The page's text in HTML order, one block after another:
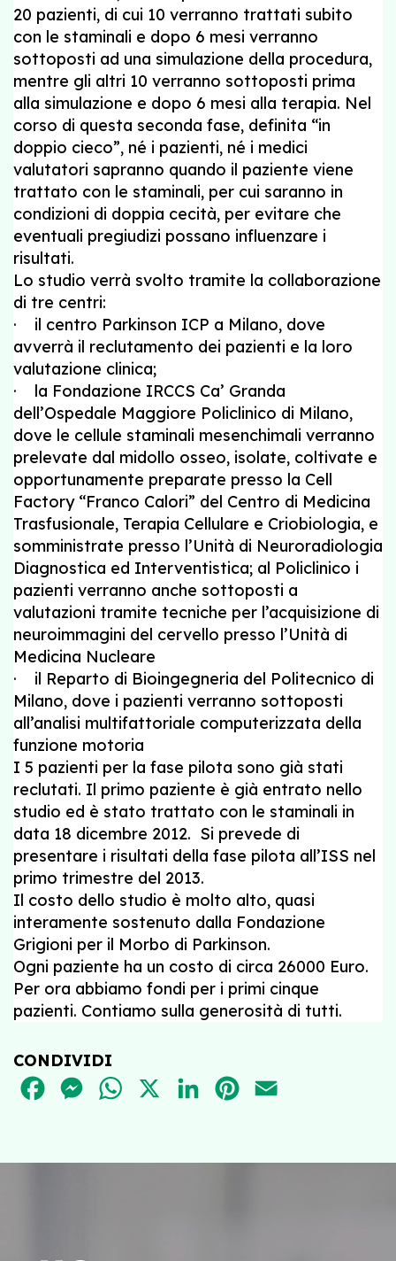
20 pazienti, di cui 10 verranno trattati subito
con le staminali e dopo 6 mesi verranno
sottoposti ad una simulazione della procedura,
mentre gli altri 10 verranno sottoposti prima
alla simulazione e dopo 6 mesi alla terapia. Nel
corso di questa seconda fase, definita “in
doppio cieco”, né i pazienti, né i medici
valutatori sapranno quando il paziente viene
trattato con le staminali, per cui saranno in
condizioni di doppia cecità, per evitare che
eventuali pregiudizi possano influenzare i
risultati.
Lo studio verrà svolto tramite la collaborazione
di tre centri:
· il centro Parkinson ICP a Milano, dove
avverrà il reclutamento dei pazienti e la loro
valutazione clinica;
· la Fondazione IRCCS Ca’ Granda
dell’Ospedale Maggiore Policlinico di Milano,
dove le cellule staminali mesenchimali verranno
prelevate dal midollo osseo, isolate, coltivate e
opportunamente preparate presso la Cell
Factory “Franco Calori” del Centro di Medicina
Trasfusionale, Terapia Cellulare e Criobiologia, e
somministrate presso l’Unità di Neuroradiologia
Diagnostica ed Interventistica; al Policlinico i
pazienti verranno anche sottoposti a
valutazioni tramite tecniche per l’acquisizione di
neuroimmagini del cervello presso l’Unità di
Medicina Nucleare
· il Reparto di Bioingegneria del Politecnico di
Milano, dove i pazienti verranno sottoposti
all’analisi multifattoriale computerizzata della
funzione motoria
I 5 pazienti per la fase pilota sono già stati
reclutati. Il primo paziente è già entrato nello
studio ed è stato trattato con le staminali in
data 18 dicembre 2012. Si prevede di
presentare i risultati della fase pilota all’ISS nel
primo trimestre del 2013.
Il costo dello studio è molto alto, quasi
interamente sostenuto dalla Fondazione
Grigioni per il Morbo di Parkinson.
Ogni paziente ha un costo di circa 26000 Euro.
Per ora abbiamo fondi per i primi cinque
pazienti. Contiamo sulla generosità di tutti.
CONDIVIDI
FACEBOOKMESSENGER
WHATSAPPLINKEDINPINTEREST